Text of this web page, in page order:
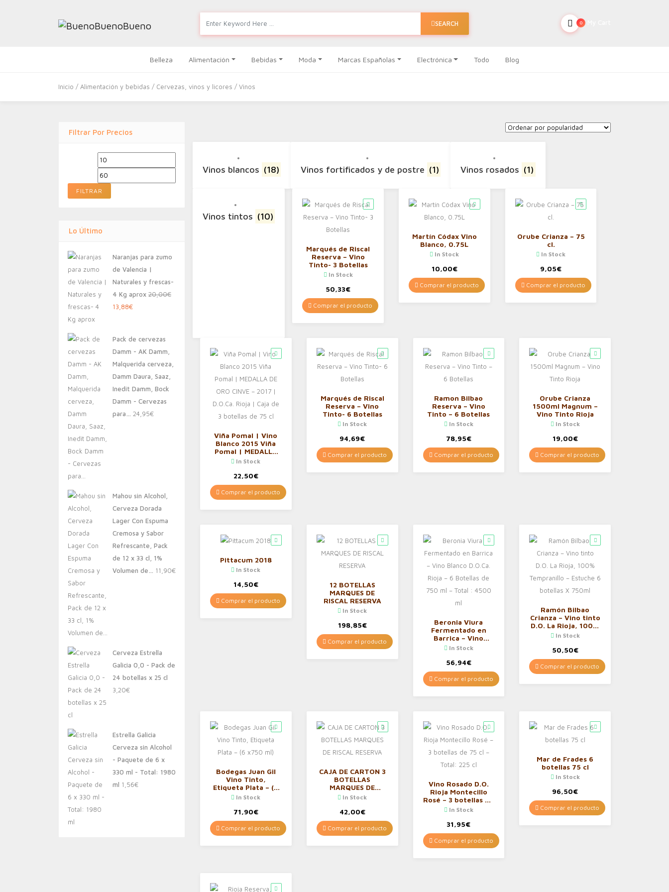
SEARCH 0
Belleza Alimentación Bebidas Moda Marcas Españolas Electrónica Todo Blog
Inicio / Alimentación y bebidas / Cervezas, vinos y licores / Vinos
Filtrar Por Precios
Precio
mínimo
máximo
FILTRAR
Lo Último
Naranjas para zumo
de Valencia |
Naturales y frescas-
4 Kg aprox 20,00€
El
era:
20,00€.
13,88€El
es:
13,88€.
Pack de cervezas
Damm - AK Damm,
Malquerida cerveza,
Damm Daura, Saaz,
Inedit Damm, Bock
Damm - Cervezas
para… 24,95€
Mahou sin Alcohol,
Cerveza Dorada
Lager Con Espuma
Cremosa y Sabor
Refrescante, Pack
de 12 x 33 cl, 1%
Volumen de… 11,90€
Cerveza Estrella
Galicia 0,0 - Pack de
24 botellas x 25 cl
3,20€
Estrella Galicia
Cerveza sin Alcohol
- Paquete de 6 x
330 ml - Total: 1980
ml 1,56€
Vinos blancos (18) Vinos fortificados y de postre (1) Vinos rosados (1)
Vinos tintos (10)
Marqués de Riscal
Reserva – Vino
Tinto- 3 Botellas
In Stock
50,33€
Comprar el producto
Martín Códax Vino
Blanco, 0.75L
In Stock
10,00€
Comprar el producto
Orube Crianza – 75
cl.
In Stock
9,05€
Comprar el producto
Viña Pomal | Vino
Blanco 2015 Viña
Pomal | MEDALLA
DE ORO CINVE –
| Caja de 3 botellas
de 75 cl
In Stock
22,50€
Comprar el producto
Marqués de Riscal
Reserva – Vino
Tinto- 6 Botellas
In Stock
94,69€
Comprar el producto
Ramon Bilbao
Reserva – Vino
Tinto – 6 Botellas
In Stock
78,95€
Comprar el producto
Orube Crianza
1500ml Magnum –
Vino Tinto Rioja
In Stock
19,00€
Comprar el producto
Pittacum 2018
In Stock
14,50€
Comprar el producto
12 BOTELLAS
MARQUES DE
RISCAL RESERVA
In Stock
198,85€
Comprar el producto
Beronia Viura
Fermentado en
Barrica – Vino
Blanco D.O.Ca. Rioja
ml – Total : 4500
ml
In Stock
56,94€
Comprar el producto
Ramón Bilbao
Crianza – Vino tinto
D.O. La Rioja, 100%
Tempranillo –
X 750ml
In Stock
50,50€
Comprar el producto
Bodegas Juan Gil
Vino Tinto,
Etiqueta Plata – (6
x750 ml)
In Stock
71,90€
Comprar el producto
CAJA DE CARTON 3
BOTELLAS
MARQUES DE
RISCAL RESERVA
In Stock
42,00€
Comprar el producto
Vino Rosado D.O.
Rioja Montecillo
Rosé – 3 botellas de
75 cl – Total: 225 cl
In Stock
31,95€
Comprar el producto
Mar de Frades 6
botellas 75 cl
In Stock
96,50€
Comprar el producto